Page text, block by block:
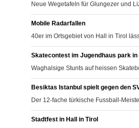
Neue Wegetafeln für Glungezer und
Mobile Radarfallen
40er im Ortsgebiet von Hall in Tirol
Skatecontest im Jugendhaus park in
Waghalsige Stunts auf heissen
Besiktas Istanbul spielt gegen den
Der 12-fache türkische Fussball-
Stadtfest in Hall in Tirol